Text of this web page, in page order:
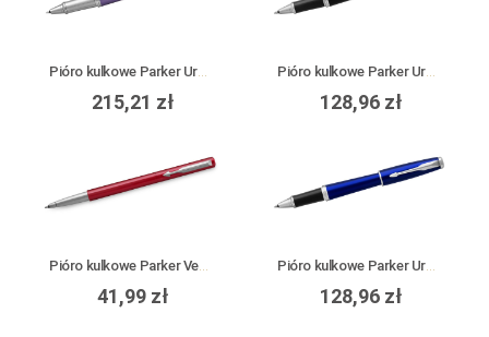
Pióro kulkowe Parker Urban Premium Violet CT
215,21 zł
Pióro kulkowe Parker Urban Muted Black CT
128,96 zł
41,99 zł 128,96 zł